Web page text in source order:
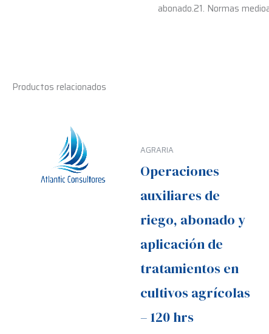
abonado.21. Normas
Productos relacionados
AGRARIA
Operaciones
auxiliares de
riego, abonado y
aplicación de
tratamientos en
cultivos agrícolas
– 120 hrs